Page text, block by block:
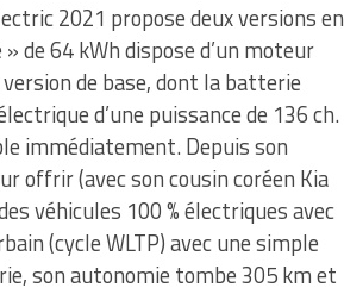
2021 propose deux versions en
de 64 kWh dispose d’un moteur
de base, dont la batterie
d’une puissance de 136 ch.
immédiatement. Depuis son
offrir (avec son cousin coréen Kia
véhicules 100 % électriques avec
(cycle WLTP) avec une simple
son autonomie tombe 305 km et